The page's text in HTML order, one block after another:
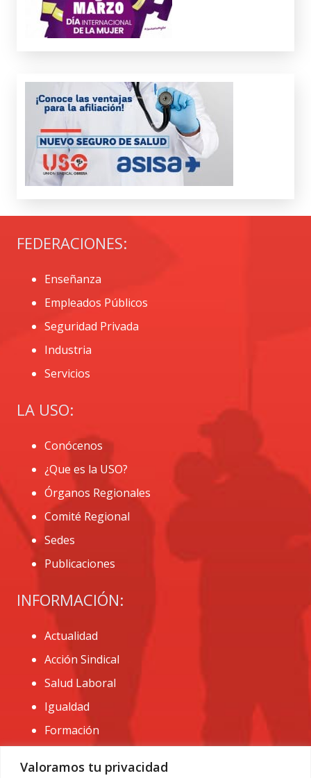
Valoramos tu privacidad
FEDERACIONES:
Enseñanza
Empleados Públicos
Seguridad Privada
Industria
Servicios
LA USO:
Conócenos
¿Que es la USO?
Órganos Regionales
Comité Regional
Sedes
Publicaciones
INFORMACIÓN:
Actualidad
Acción Sindical
Salud Laboral
Igualdad
Formación
CONTACTO: